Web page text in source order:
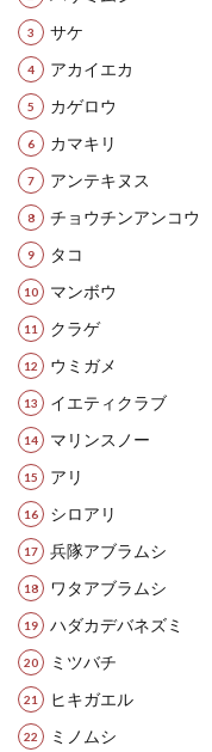
サケ
アカイエカ
カゲロウ
カマキリ
アンテキヌス
チョウチンアンコウ
タコ
マンボウ
クラゲ
ウミガメ
イエティクラブ
マリンスノー
アリ
シロアリ
兵隊アブラムシ
ワタアブラムシ
ハダカデバネズミ
ミツバチ
ヒキガエル
ミノムシ